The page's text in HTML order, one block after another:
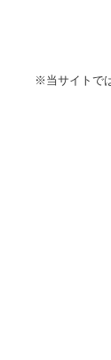
※当サイトで